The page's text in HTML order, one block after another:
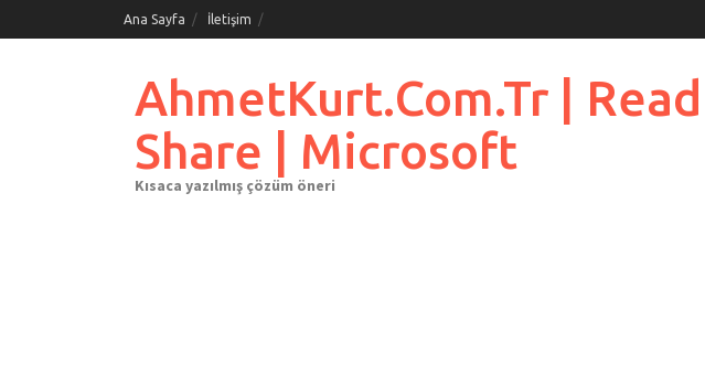
to
Ana Sayfa İletişim
AhmetKurt.Com.Tr |
Share | Microsoft
Kısaca yazılmış çözüm öneri